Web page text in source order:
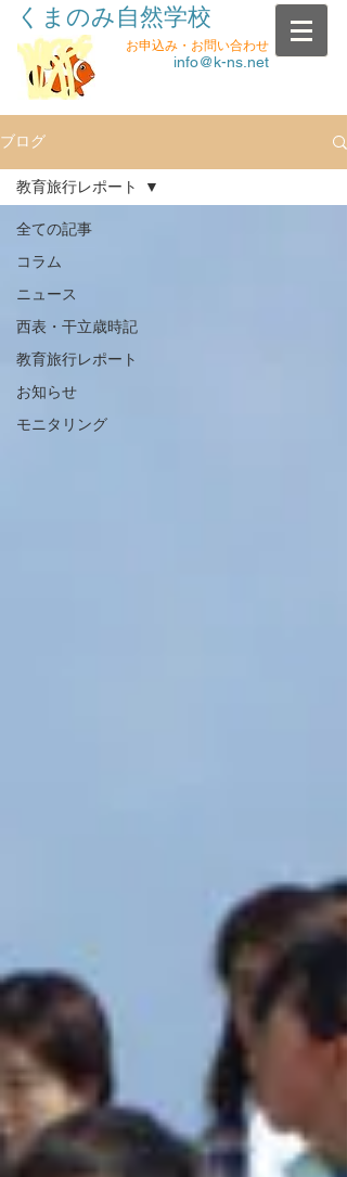
くまのみ自然学校
お申込み・お問い合わせ
info@k-ns.net
ブログ
全ての記事
コラム
ニュース
西表・干立歳時記
教育旅行レポート
お知らせ
モニタリング
教育旅行レポート